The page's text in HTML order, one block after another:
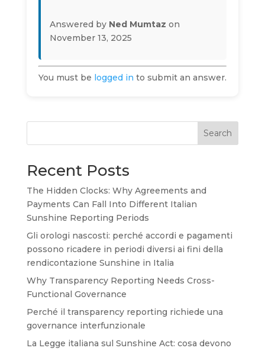
Answered by Ned Mumtaz on
November 13, 2025
You must be logged in to submit an answer.
Search
Recent Posts
The Hidden Clocks: Why Agreements and
Payments Can Fall Into Different Italian
Sunshine Reporting Periods
Gli orologi nascosti: perché accordi e pagamenti
possono ricadere in periodi diversi ai fini della
rendicontazione Sunshine in Italia
Why Transparency Reporting Needs Cross-
Functional Governance
Perché il transparency reporting richiede una
governance interfunzionale
La Legge italiana sul Sunshine Act: cosa devono